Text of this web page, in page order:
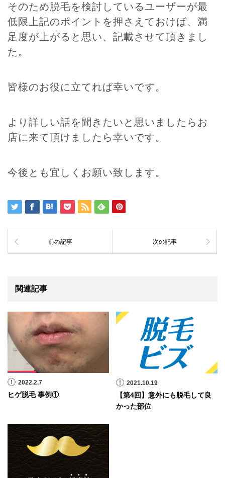
そのため脱毛を検討しているユーザーが最
低限上記のポイントを押さえておけば、満
足度が上がると思い、記載させて頂きまし
た。
皆様のお役に立てれば幸いです。
より詳しい話を聞きたいと思いましたらお
店に来て頂けましたら幸いです。
今後とも宜しくお願い致します。
前の記事 次の記事
関連記事
2022.2.7
ヒゲ脱毛 事例①
2021.10.19
【第4回】意外にも脱毛して良
かった部位